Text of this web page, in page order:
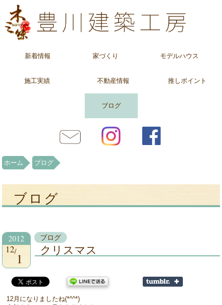
新着情報 家づくり モデルハウス
施工実績 不動産情報 推しポイント
ブログ
ホーム ブログ
ブログ
2012
12
1
ブログ
クリスマス
12月になりましたね(*^^*)